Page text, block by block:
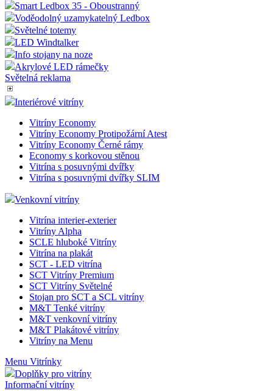
Smart Ledbox 35 - Oboustranný
Voděodolný uzamykatelný Ledbox
Světelné totemy
LED Windtalker
Info stojany na noze
Akrylové LED rámečky
Světelná reklama
Interiérové vitríny
Vitríny Economy
Vitríny Economy Protipožární Atest
Vitríny Economy Černé rámy
Economy s korkovou stěnou
Vitrína s posuvnými dvířky
Vitrína s posuvnými dvířky SLIM
Venkovní vitríny
Vitrína interier-exterier
Vitríny Alpha
SCLE hluboké Vitríny
Vitrína na plakát
SCT - LED vitrína
SCT Vitríny Premium
SCT Vitríny Světelné
Stojan pro SCT a SCL vitríny
M&T Tenké vitríny
M&T venkovní vitríny
M&T Plakátové vitríny
Vitríny na Menu
Menu Vitrínky
Doplňky pro vitríny
Informační vitríny